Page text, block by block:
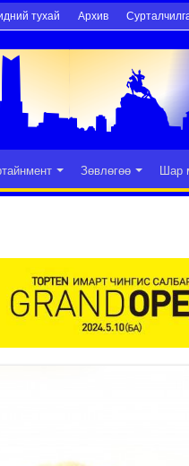
тухай Архив
Зөвлөгөө Шар